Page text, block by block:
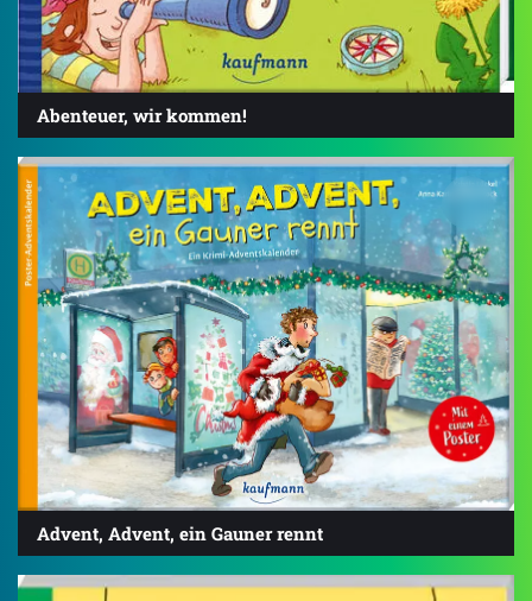
Abenteuer, wir kommen!
Advent, Advent, ein Gauner rennt